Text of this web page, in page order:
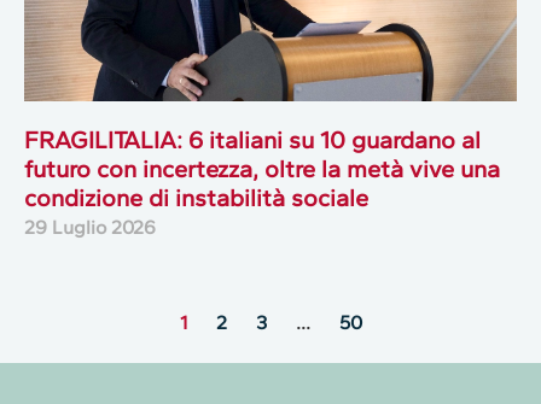
FRAGILITALIA: 6 italiani su 10 guardano al
futuro con incertezza, oltre la metà vive una
condizione di instabilità sociale
29 Luglio 2026
1 2 3 … 50